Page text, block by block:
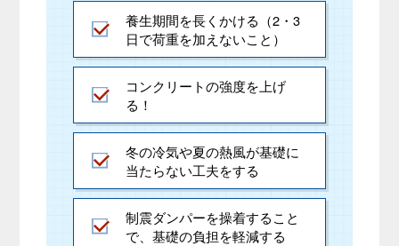
養生期間を長くかける（2・3
日で荷重を加えないこと）
コンクリートの強度を上げ
る！
冬の冷気や夏の熱風が基礎に
当たらない工夫をする
制震ダンパーを操着すること
で、基礎の負担を軽減する